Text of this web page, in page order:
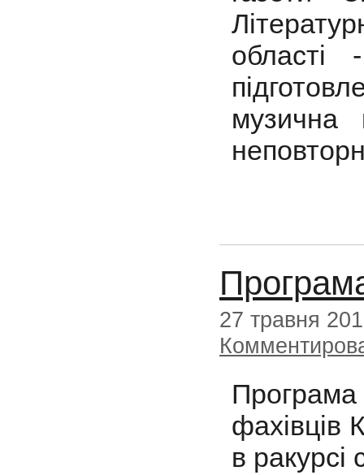
області
музична
27 травня
Програма
фахівців
в ракурсі